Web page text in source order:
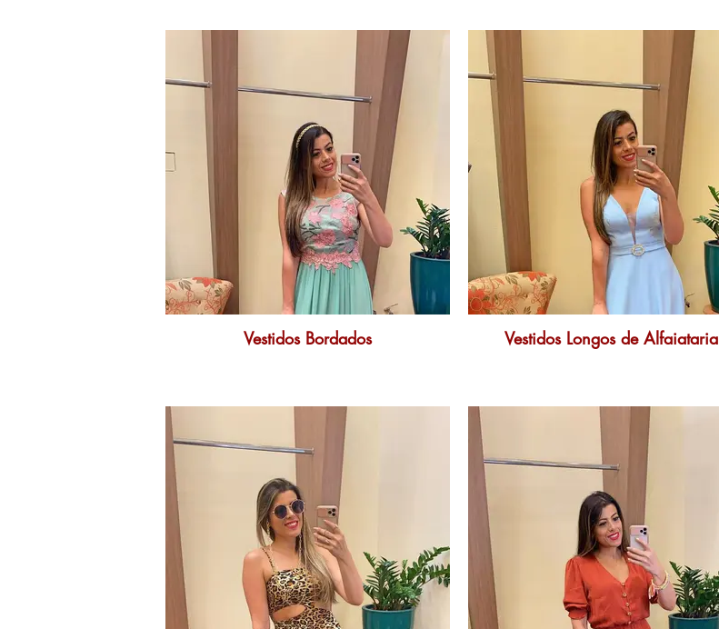
Vestidos Bordados Vestidos Longos de Alfaiataria